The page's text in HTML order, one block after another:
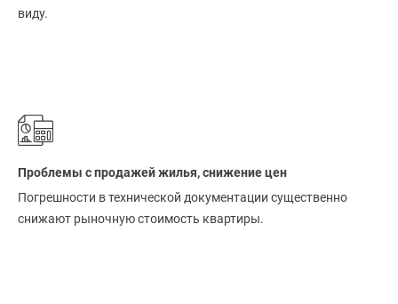
виду.
Проблемы с продажей жилья, снижение цен
Погрешности в технической документации существенно
снижают рыночную стоимость квартиры.